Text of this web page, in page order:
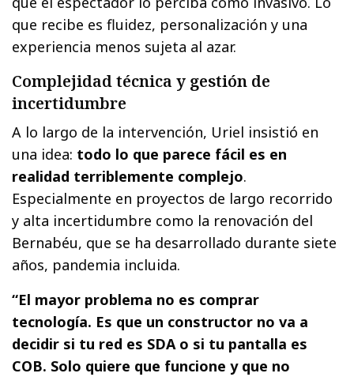
que recibe es fluidez, personalización y una
experiencia menos sujeta al azar.
Complejidad técnica y gestión de
incertidumbre
A lo largo de la intervención, Uriel insistió en
una idea: todo lo que parece fácil es en
realidad terriblemente complejo.
Especialmente en proyectos de largo recorrido
y alta incertidumbre como la renovación del
Bernabéu, que se ha desarrollado durante siete
años, pandemia incluida.
“El mayor problema no es comprar
tecnología. Es que un constructor no va a
decidir si tu red es SDA o si tu pantalla es
COB. Solo quiere que funcione y que no